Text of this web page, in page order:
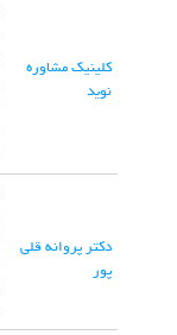
کلینیک مشاوره
نوید
دکتر پروانه قلی
پور